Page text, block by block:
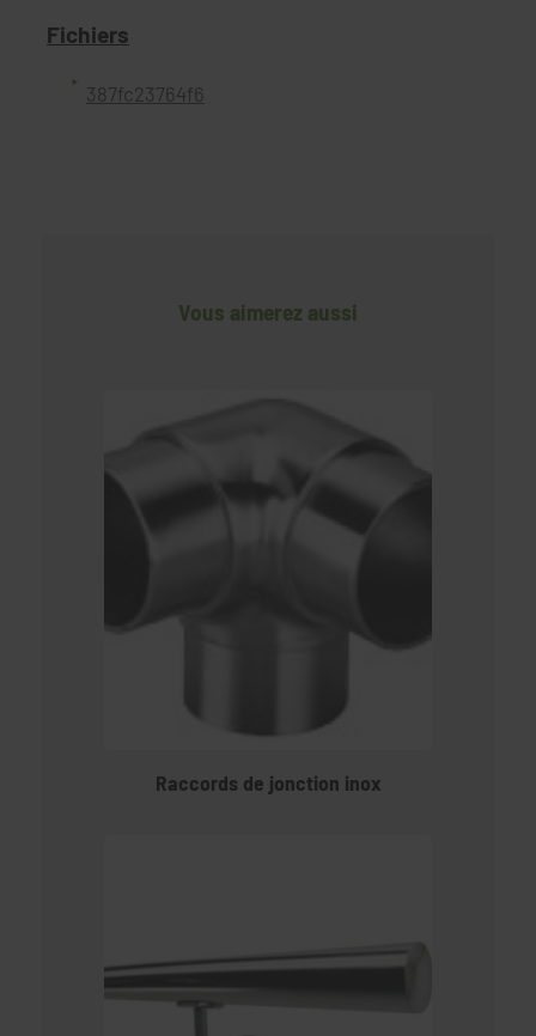
Fichiers
387fc23764f6
Vous aimerez aussi
Raccords de jonction inox